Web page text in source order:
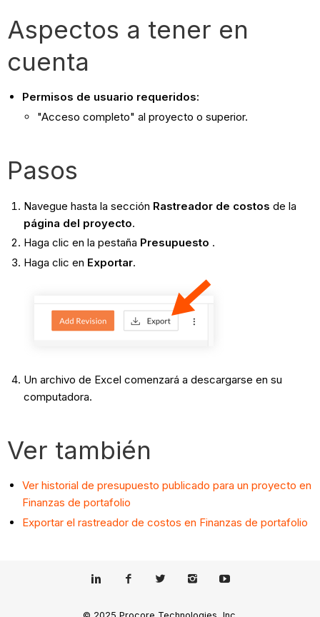
Aspectos a tener en
cuenta
Permisos de usuario requeridos:
"Acceso completo" al proyecto o superior.
Pasos
Navegue hasta la sección Rastreador de costos de la
página del proyecto.
Haga clic en la pestaña Presupuesto .
Haga clic en Exportar.
Un archivo de Excel comenzará a descargarse en su
computadora.
Ver también
Ver historial de presupuesto publicado para un proyecto en
Finanzas de portafolio
Exportar el rastreador de costos en Finanzas de portafolio